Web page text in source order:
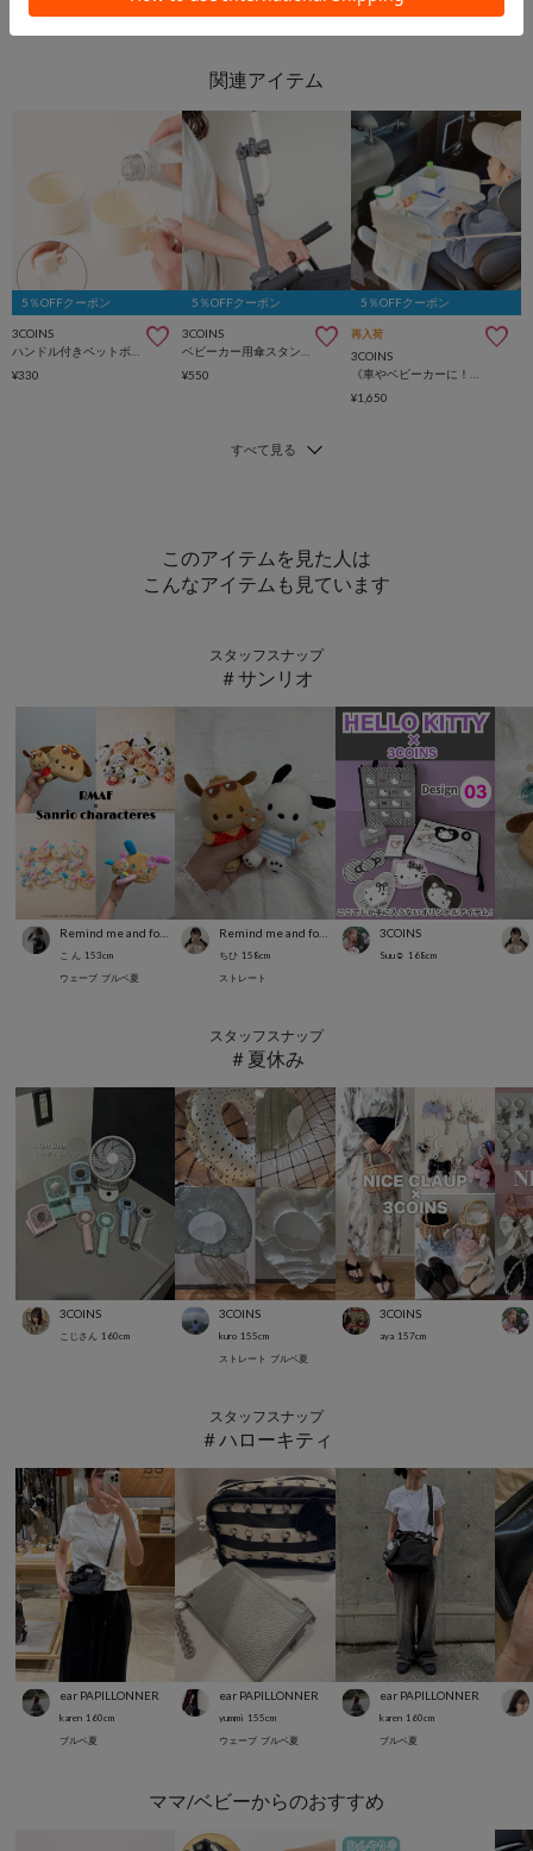
5％OFFクーポン
3COINS
¥330
5％OFFクーポン
3COINS
¥550
5％OFFクーポン
再入荷
3COINS
¥1,650
このアイテムを見た人は
こんなアイテムも見ています
スタッフスナップ
＃サンリオ
こ ん 153cm
ウェーブ ブルベ夏
ちひ 158cm
ストレート
3COINS
Suu☺︎ 168cm
スタッフスナップ
＃夏休み
3COINS
こじさん 160cm
3COINS
kuro 155cm
ストレート ブルベ夏
3COINS
aya 157cm
スタッフスナップ
＃ハローキティ
ear PAPILLONNER
karen 160cm
ブルベ夏
ear PAPILLONNER
yummi 155cm
ウェーブ ブルベ夏
ear PAPILLONNER
karen 160cm
ブルベ夏
ママ/ベビーからのおすすめ